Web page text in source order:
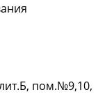
пом.№9,10,